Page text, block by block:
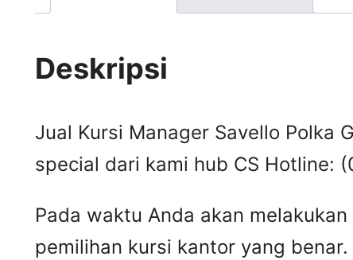
Deskripsi
Jual Kursi Manager Savello Polka
special dari kami hub CS Hotline:
Pada waktu Anda akan
pemilihan kursi kantor yang